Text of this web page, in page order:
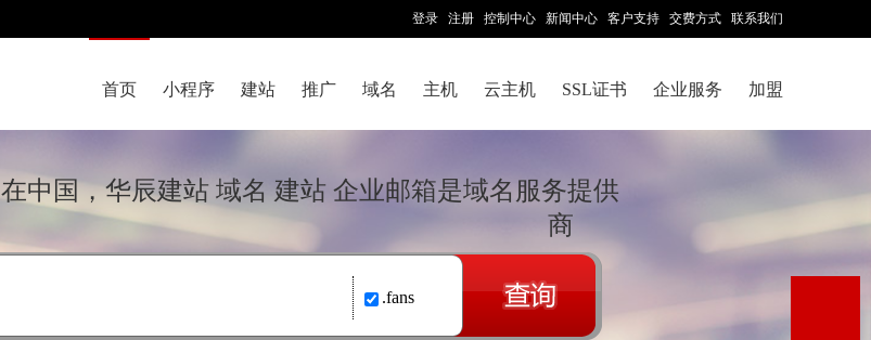
登录 注册 控制中心 新闻中心 客户支持 交费方式 联系我们
首页 小程序 建站 推广 域名 主机 云主机 SSL证书 企业服务 加盟
在中国，华辰建站 域名 建站 企业邮箱是域名服务提供
商
.fans